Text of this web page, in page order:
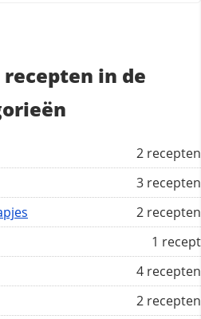
in de
2 recepten
3 recepten
2 recepten
1 recept
4 recepten
2 recepten